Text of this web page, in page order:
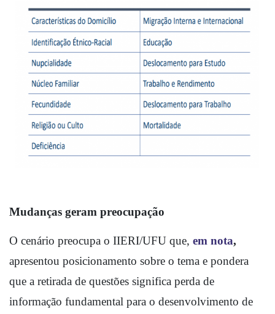
Mudanças geram preocupação
O cenário preocupa o IIERI/UFU que, em nota,
apresentou posicionamento sobre o tema e pondera
que a retirada de questões significa perda de
informação fundamental para o desenvolvimento de